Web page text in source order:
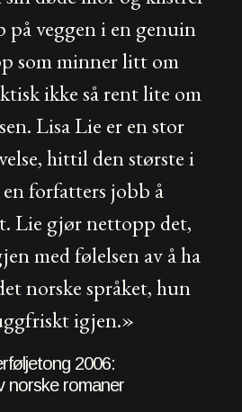
på veggen i en genuin
som minner litt om
ikke så rent lite om
Lisa Lie er en stor
hittil den største i
forfatters jobb å
Lie gjør nettopp det,
med følelsen av å ha
norske språket, hun
igjen.»
2006:
norske romaner